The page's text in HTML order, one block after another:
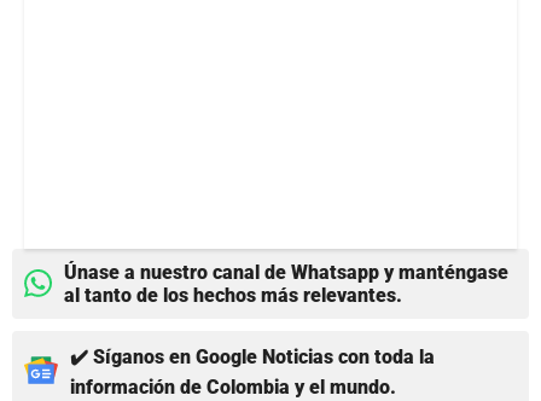
Únase a nuestro canal de Whatsapp y manténgase
al tanto de los hechos más relevantes.
✔️ Síganos en Google Noticias con toda la
información de Colombia y el mundo.